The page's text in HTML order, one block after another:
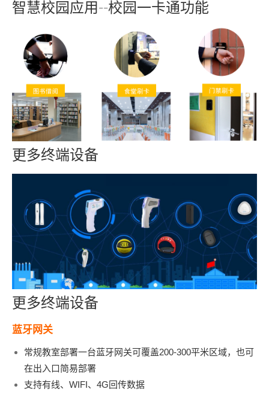
智慧校园应用--校园一卡通功能
更多终端设备
更多终端设备
蓝牙网关
常规教室部署一台蓝牙网关可覆盖200-300平米区域，也可
在出入口简易部署
支持有线、WIFI、4G回传数据